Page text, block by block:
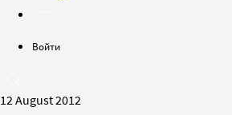
Войти
12 August 2012